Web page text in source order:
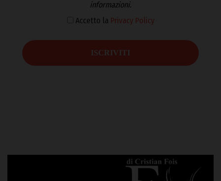
informazioni.
Accetto la Privacy Policy